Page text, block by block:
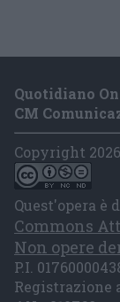
Quotidiano
CM
Copyright
Quest'opera è
Commons
Non opere
P.I.
Registrazione